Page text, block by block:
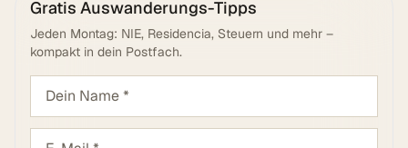
Gratis Auswanderungs-Tipps
Jeden Montag: NIE, Residencia, Steuern und mehr –
kompakt in dein Postfach.